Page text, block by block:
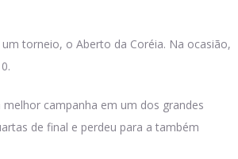
torneio, o Aberto da Coréia. Na ocasião,
campanha em um dos grandes
de final e perdeu para a também